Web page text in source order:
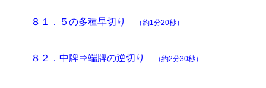
８１．５の多種早切り （約1分20秒）
８２．中牌⇒端牌の逆切り （約2分30秒）